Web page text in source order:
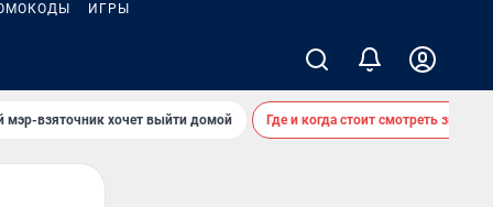
ИГРЫ
мэр-взяточник хочет выйти домой Где и когда стоит смотреть